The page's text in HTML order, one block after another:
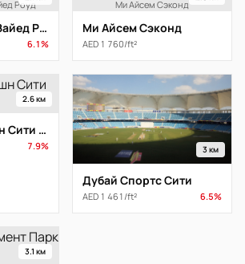
Роуд
Мохаммед Бин Зайед Роуд
6.1%
Ми Айсем Сэконд
Ми Айсем Сэконд
AED 1 760/ft²
2.6 км
Дубай Продакшн Сити (IMPZ)
7.9% 3 км
Дубай Спортс Сити
AED 1 461/ft² 6.5%
3.1 км